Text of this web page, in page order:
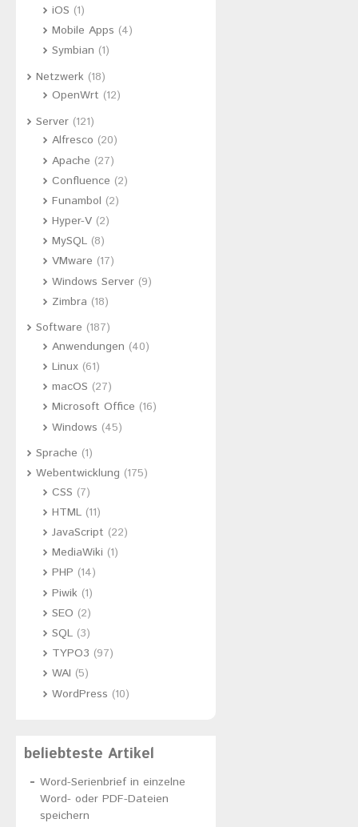
iOS (1)
Mobile Apps (4)
Symbian (1)
Netzwerk (18)
OpenWrt (12)
Server (121)
Alfresco (20)
Apache (27)
Confluence (2)
Funambol (2)
Hyper-V(2)
MySQL(8)
VMware (17)
Windows Server(9)
Zimbra (18)
Software (187)
Anwendungen (40)
Linux(61)
macOS (27)
Microsoft Office (16)
Windows (45)
Sprache (1)
Webentwicklung (175)
CSS (7)
HTML(11)
JavaScript (22)
MediaWiki (1)
PHP (14)
Piwik(1)
SEO (2)
SQL(3)
TYPO3 (97)
WAI (5)
WordPress (10)
beliebteste Artikel
Word-Serienbrief in einzelne
Word- oder PDF-Dateien
speichern